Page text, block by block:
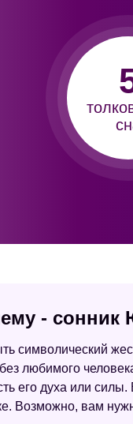
-
символический
любимого
его духа или
Возможно, вам